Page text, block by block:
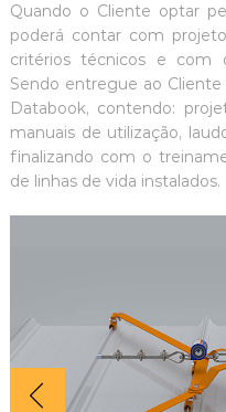
Quando o Cliente optar
poderá contar com
critérios técnicos e com
Sendo entregue ao
Databook, contendo:
manuais de utilização,
finalizando com o
de linhas de vida instalados.